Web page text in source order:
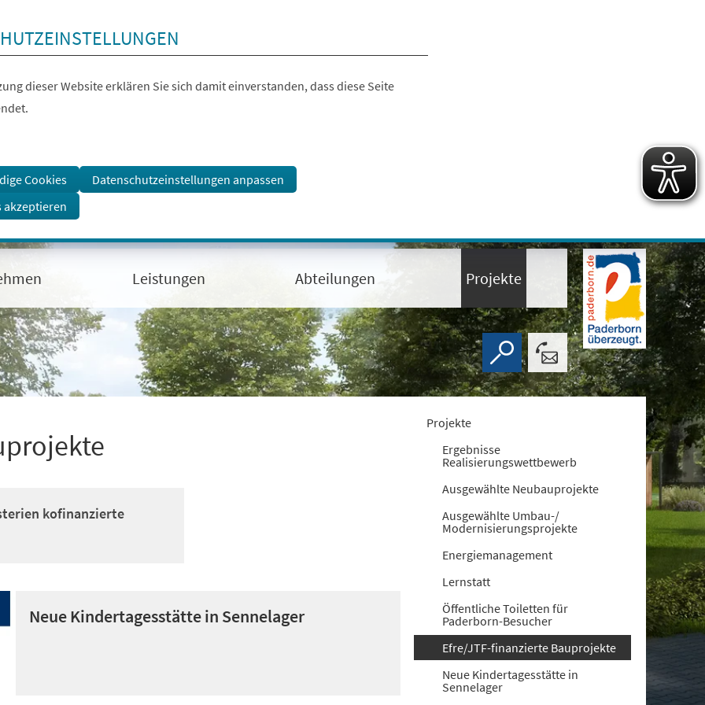
dieser Website erklären Sie sich damit einverstanden, dass diese Seite
Cookies
Datenschutzeinstellungen anpassen
akzeptieren
Leistungen Abteilungen Projekte
kofinanzierte
Neue Kindertagesstätte in Sennelager
Projekte
Ergebnisse
Realisierungswettbewerb
Ausgewählte Neubauprojekte
Ausgewählte Umbau-/
Modernisierungsprojekte
Energiemanagement
Lernstatt
Öffentliche Toiletten für
Paderborn-Besucher
Efre/JTF-finanzierte Bauprojekte
Neue Kindertagesstätte in
Sennelager